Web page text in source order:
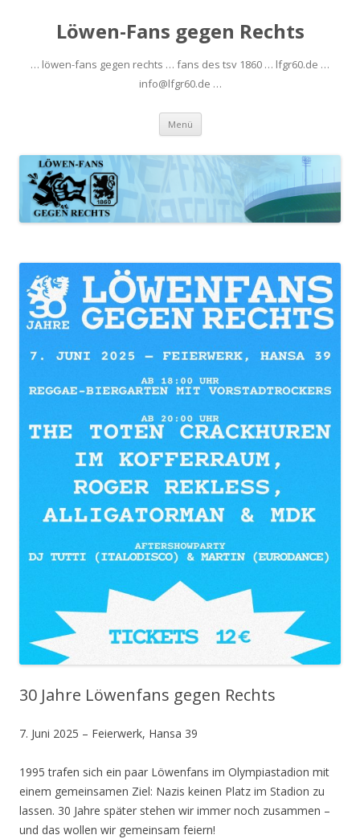
Löwen-Fans gegen Rechts
… löwen-fans gegen rechts … fans des tsv 1860 … lfgr60.de …
info@lfgr60.de …
Menü Zum
springen
30 Jahre Löwenfans gegen Rechts
7. Juni 2025 – Feierwerk, Hansa 39
1995 trafen sich ein paar Löwenfans im Olympiastadion mit
einem gemeinsamen Ziel: Nazis keinen Platz im Stadion zu
lassen. 30 Jahre später stehen wir immer noch zusammen –
und das wollen wir gemeinsam feiern!